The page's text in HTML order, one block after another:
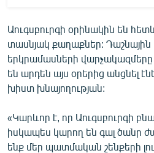
Աուգսբուրգի օրինակին են
տասնյակ քաղաքներ: Դաշնային
երկրամասների վարչակազմերը
են արդեն այս օրերից անցնել
խիստ խնայողության:
«Կարևոր է, որ Աուգսբուրգի
իսկապես կարող են գալ ծանր
ենք մեր պատմական շենքերի